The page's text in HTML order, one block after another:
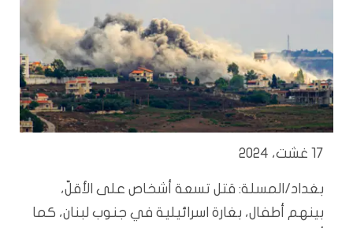
17 غشت، 2024
بغداد/المسلة: قتل تسعة أشخاص على الأقلّ،
بينهم أطفال، بغارة اسرائيلية في جنوب لبنان، كما